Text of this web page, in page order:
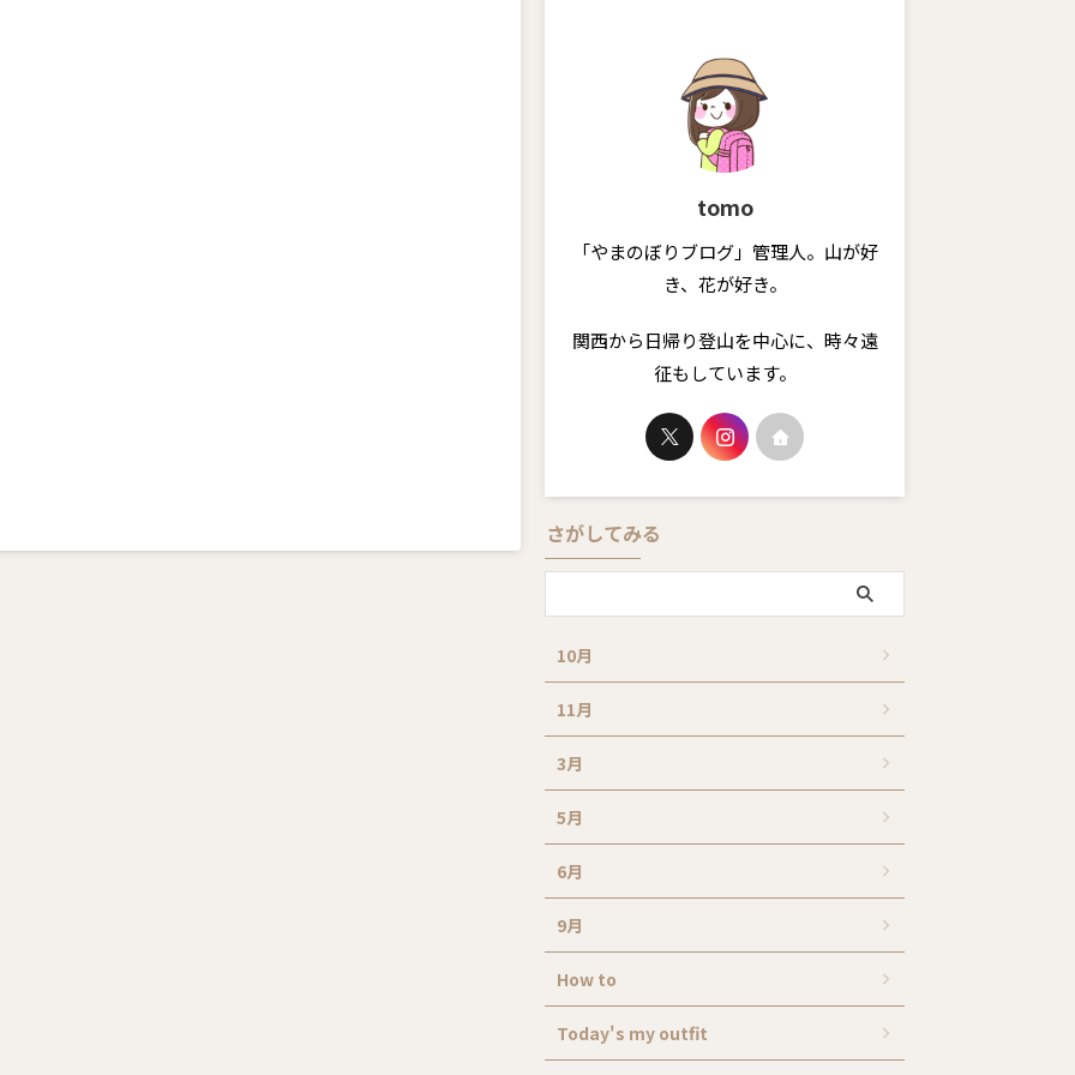
tomo
「やまのぼりブログ」管理人。山が好
き、花が好き。
関西から日帰り登山を中心に、時々遠
征もしています。
さがしてみる
10月
11月
3月
5月
6月
9月
How to
Today's my outfit